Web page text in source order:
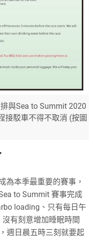
與Sea to Summit 2020
接駁車不得不取消 (按圖
為本季最重要的賽事，
to Summit 賽事完成
loading、只有每日午
有刻意增加睡眠時間
週日晨五時三刻就要起